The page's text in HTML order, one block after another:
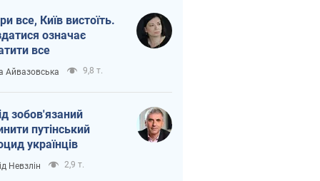
все, Київ вистоїть.
означає
все
Айвазовська 9,8 т.
зобов'язаний
путінський
українців
Невзлін 2,9 т.